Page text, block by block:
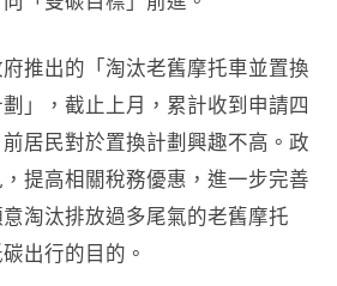
推出的「淘汰老舊摩托車並置換
」，截止上月，累計收到申請四
居民對於置換計劃興趣不高。政
提高相關稅務優惠，進一步完善
淘汰排放過多尾氣的老舊摩托
出行的目的。